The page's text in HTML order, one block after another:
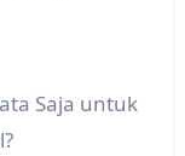
Saja untuk